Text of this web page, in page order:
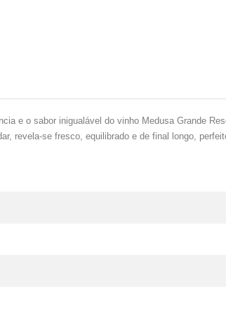
e o sabor inigualável do vinho Medusa Grande
revela-se fresco, equilibrado e de final longo,